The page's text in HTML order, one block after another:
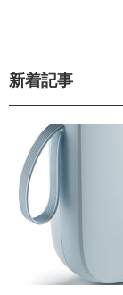
新着記事